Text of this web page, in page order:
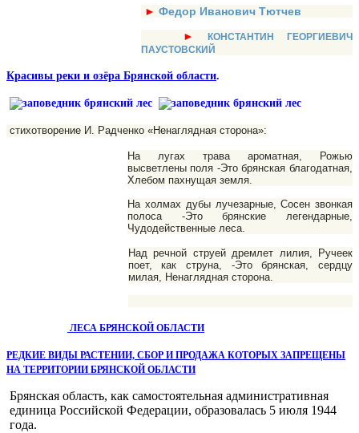
► Федор Иванович Тютчев
►
КОНСТАНТИН ГЕОРГИЕВИЧ
ПАУСТОВСКИЙ
Красивы реки и озёра Брянской области.
стихотворение И. Радченко «Ненаглядная сторона»:
На лугах трава ароматная, Рожью
высветлены поля -Это брянская благодатная,
Хлебом пахнущая земля.
На холмах дубы лучезарные, Сосен звонкая
полоса -Это брянские легендарные,
Чудодейственные леса.
Над речной струей дремлет лилия, Ручеек
поет, как струна, -Это брянская, сердцу
милая, Ненаглядная сторона.
ЛЕСА БРЯНСКОЙ ОБЛАСТИ
РЕДКИЕ ВИДЫ РАСТЕНИИ, СБОР И ПРОДАЖА КОТОРЫХ ЗАПРЕЩЕНЫ
НА ТЕРРИТОРИИ БРЯНСКОЙ ОБЛАСТИ
Брянская область, как самостоятельная административная
едини­ца Российской Федерации, образовалась 5 июля 1944
года.